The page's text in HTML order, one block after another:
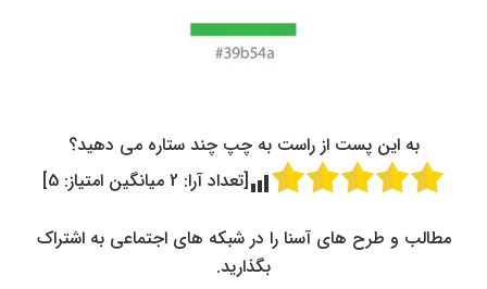
به این پست از راست به چپ چند ستاره می دهید؟
[تعداد آرا: 2 میانگین امتیاز: 5
]
مطالب و طرح های آسنا را در شبکه های اجتماعی به اشتراک
بگذارید.